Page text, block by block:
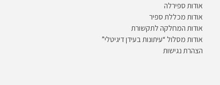
אודות ספירלה
אודות מכללת ספיר
אודות המחלקה לתקשורת
אודות מסלול “עיתונות בעידן דיגיטלי”
הצהרת נגישות